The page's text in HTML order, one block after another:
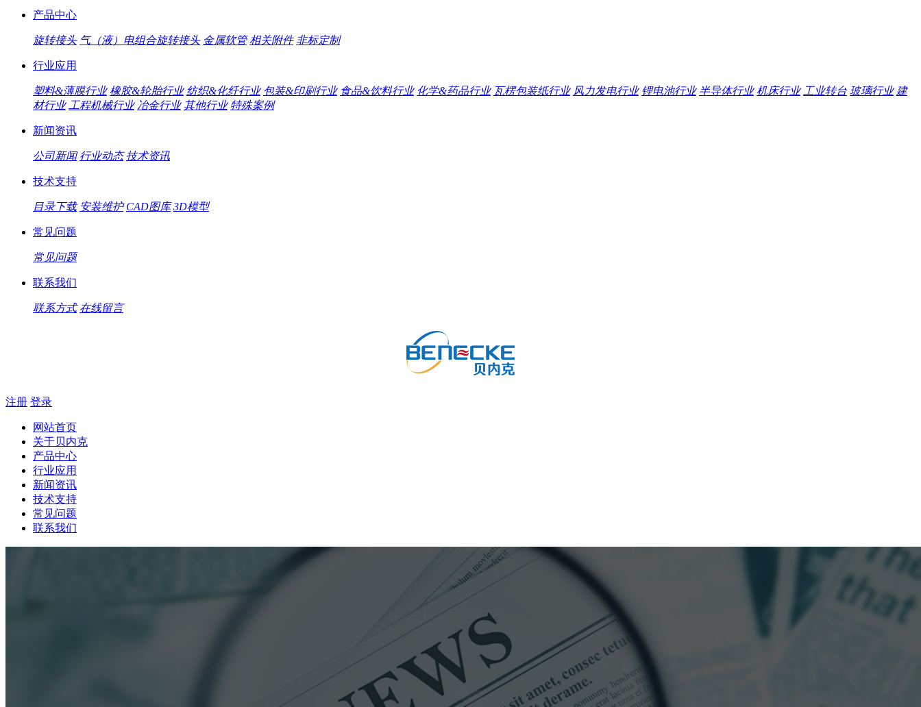
产品中心
旋转接头 气（液）电组合旋转接头 金属软管 相关附件 非标定制
行业应用
塑料&薄膜行业 橡胶&轮胎行业 纺织&化纤行业 包装&印刷行业 食品&饮料行业 化学&药品行业 瓦楞包装纸行业 风力发电行业 锂电池行业 半导体行业 机床行业 工业转台 玻璃行业 建
材行业 工程机械行业 冶金行业 其他行业 特殊案例
新闻资讯
公司新闻 行业动态 技术资讯
技术支持
目录下载 安装维护 CAD图库 3D模型
常见问题
常见问题
联系我们
联系方式 在线留言
注册 登录
网站首页
关于贝内克
产品中心
行业应用
新闻资讯
技术支持
常见问题
联系我们